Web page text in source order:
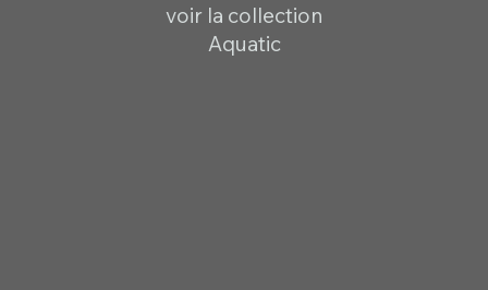
voir la collection
Aquatic